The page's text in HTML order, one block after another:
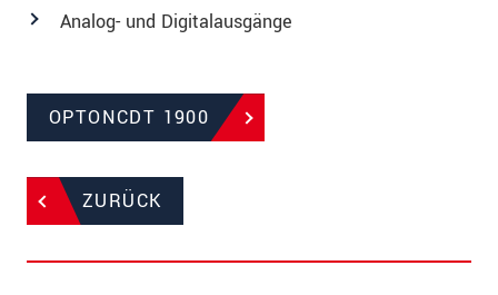
Analog- und Digitalausgänge
OPTONCDT 1900
ZURÜCK